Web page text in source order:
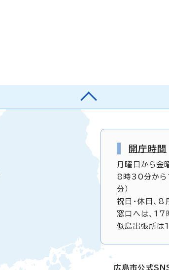
開庁時間
月曜日から金
8時30分から
分）
祝日・休日、
窓口へは、17
似島出張所は
広島市公式